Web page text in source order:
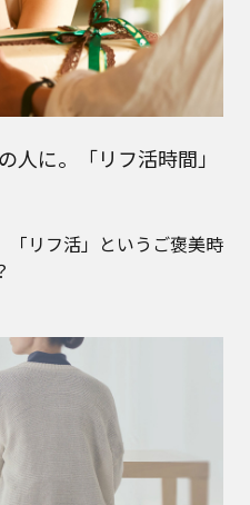
人に。「リフ活時間」
「リフ活」というご褒美時